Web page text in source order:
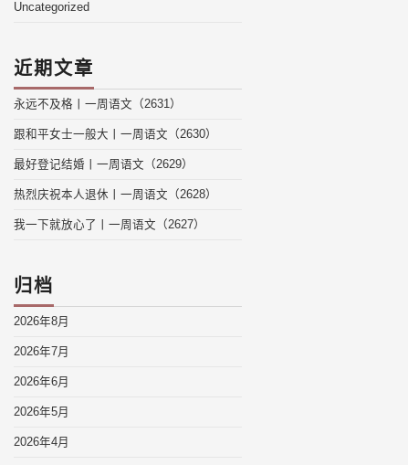
Uncategorized
近期文章
永远不及格丨一周语文（2631）
跟和平女士一般大丨一周语文（2630）
最好登记结婚丨一周语文（2629）
热烈庆祝本人退休丨一周语文（2628）
我一下就放心了丨一周语文（2627）
归档
2026年8月
2026年7月
2026年6月
2026年5月
2026年4月